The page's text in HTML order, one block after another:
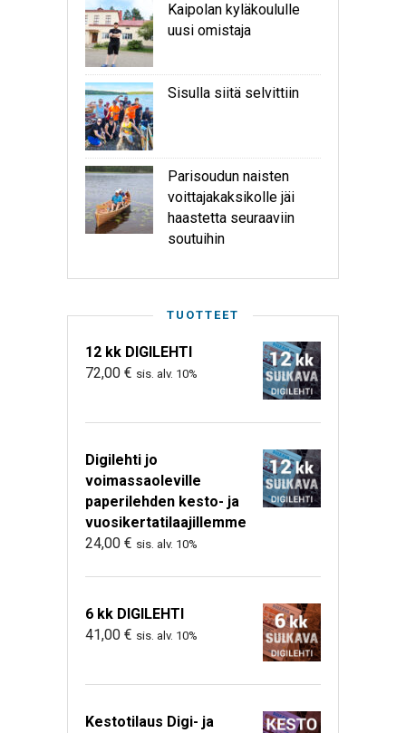
Kaipolan kyläkoululle
uusi omistaja
Sisulla siitä selvittiin
Parisoudun naisten
voittajakaksikolle jäi
haastetta seuraaviin
soutuihin
TUOTTEET
12 kk DIGILEHTI
72,00 € sis. alv. 10%
Digilehti jo
voimassaoleville
paperilehden kesto- ja
vuosikertatilaajillemme
24,00 € sis. alv. 10%
6 kk DIGILEHTI
41,00 € sis. alv. 10%
Kestotilaus Digi- ja